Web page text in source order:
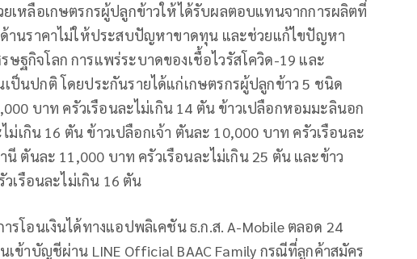
ยเหลือเกษตรกรผู้ปลูกข้าวให้ได้รับผลตอบแทนจากการผลิตที่
ด้านราคาไม่ให้ประสบปัญหาขาดทุน และช่วยแก้ไขปัญหา
ฐกิจโลก การแพร่ระบาดของเชื้อไวรัสโควิด-19 และ
ป็นปกติ โดยประกันรายได้แก่เกษตรกรผู้ปลูกข้าว 5 ชนิด
บาท ครัวเรือนละไม่เกิน 14 ตัน ข้าวเปลือกหอมมะลินอก
ม่เกิน 16 ตัน ข้าวเปลือกเจ้า ตันละ 10,000 บาท ครัวเรือนละ
ตันละ 11,000 บาท ครัวเรือนละไม่เกิน 25 ตัน และข้าว
เรือนละไม่เกิน 16 ตัน
รโอนเงินได้ทางแอปพลิเคชัน ธ.ก.ส. A-Mobile ตลอด 24
เข้าบัญชีผ่าน LINE Official BAAC Family กรณีที่ลูกค้าสมัคร